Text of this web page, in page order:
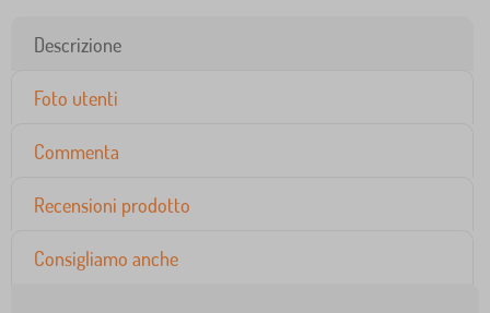
Descrizione
Foto utenti
Commenta
Recensioni prodotto
Consigliamo anche